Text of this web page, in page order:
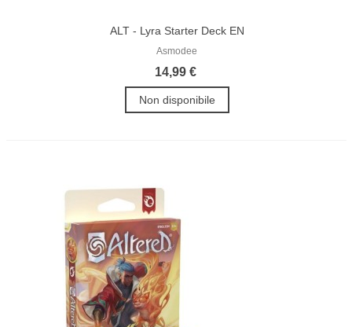
ALT - Lyra Starter Deck EN
Asmodee
14,99 €
Non disponibile